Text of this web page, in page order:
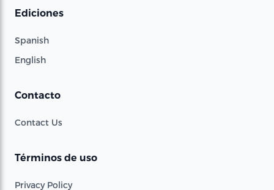
Ediciones
Spanish
English
Contacto
Contact Us
Términos de uso
Privacy Policy